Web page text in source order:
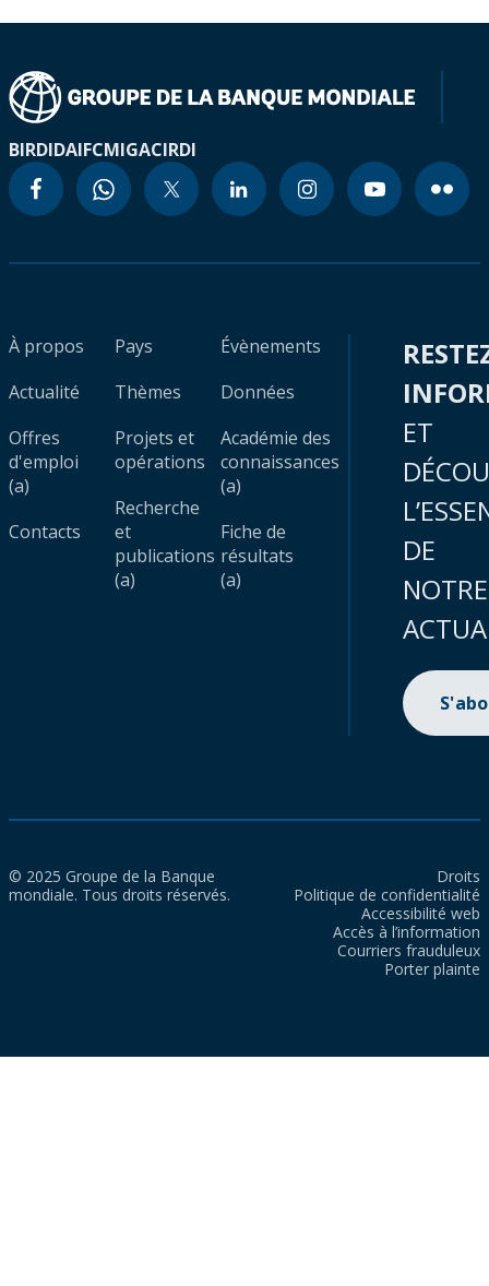
BIRDIDAIFCMIGACIRDI
À propos
Actualité
Offres
d'emploi
(a)
Contacts
Pays
Thèmes
Projets et
opérations
Recherche
et
publications
(a)
Évènements
Données
Académie des
connaissances
(a)
Fiche de
résultats
(a)
ET
DE
NOTRE
© 2025 Groupe de la Banque
mondiale. Tous droits réservés.
Droits
Politique de confidentialité
Accessibilité web
Accès à l’information
Courriers frauduleux
Porter plainte